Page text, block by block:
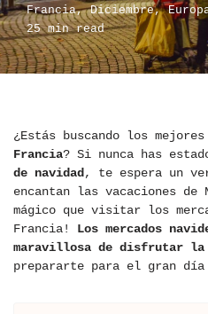
Francia,Diciembre,
25 min read
¿Estás buscando los mejores
Francia? Si nunca has
de navidad, te espera un
encantan las vacaciones de
mágico que visitar los
Francia! Los mercados
maravillosa de disfrutar la
prepararte para el gran